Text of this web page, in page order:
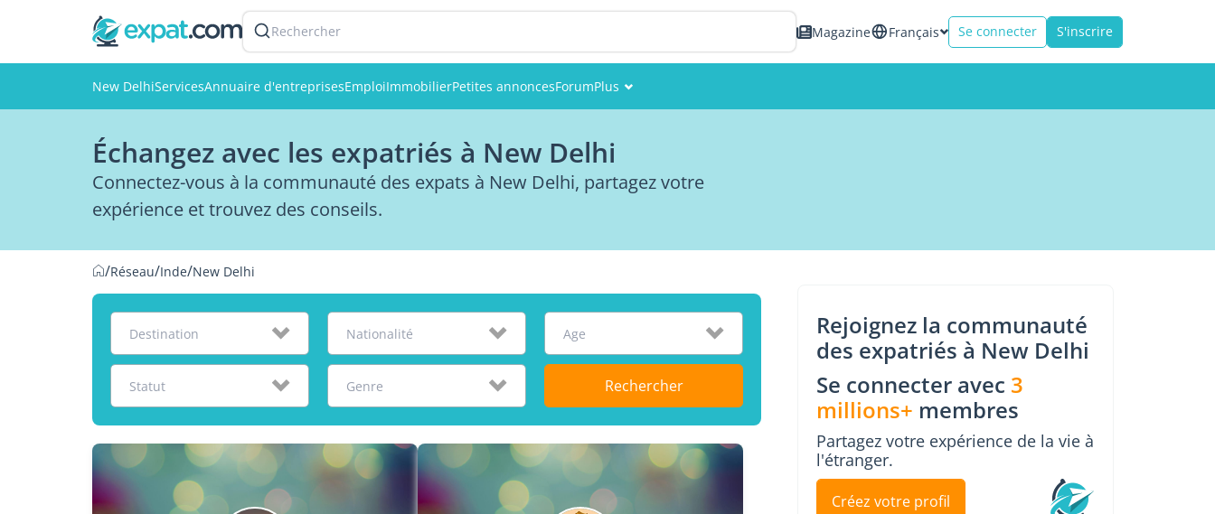
Rechercher Magazine Français Se connecter S'inscrire
New DelhiServicesAnnuaire d'entreprisesEmploiImmobilierPetites annoncesForumPlus
Membres
Échangez avec les expatriés à New Delhi
Connectez-vous à la communauté des expats à New Delhi, partagez votre
expérience et trouvez des conseils.
/Réseau/Inde/New Delhi
Destination Nationalité Age
Statut Genre Rechercher
Rejoignez la communauté
des expatriés à New Delhi
Se connecter avec 3
millions+ membres
Partagez votre expérience de la vie à
l'étranger.
Créez votre profil